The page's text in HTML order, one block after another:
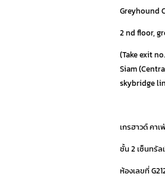
Greyhound
2 nd floor,
(Take exit
Siam
skybridge
เกรฮาวด์ คาเ
ชั้น 2 เซ็นทรัล
ห้องเลขที่